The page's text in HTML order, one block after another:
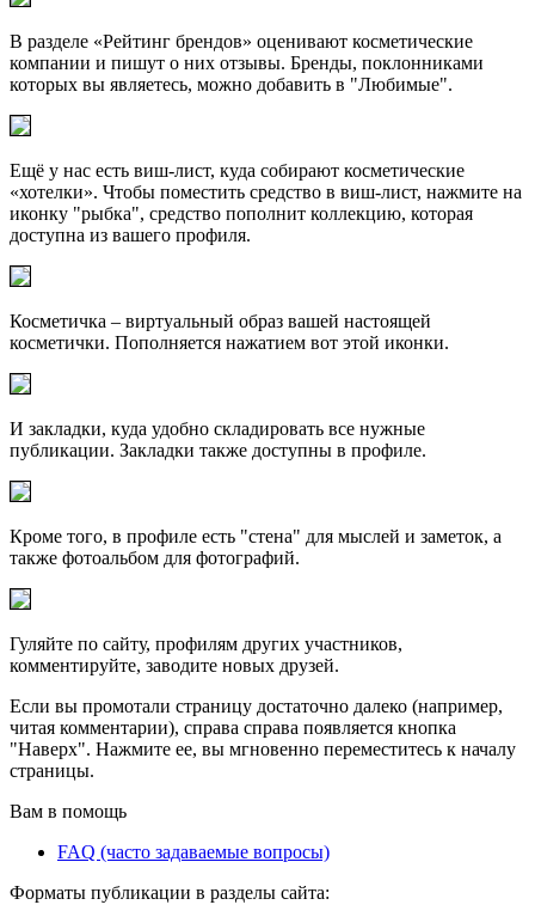
В разделе «Рейтинг брендов» оценивают косметические
компании и пишут о них отзывы. Бренды, поклонниками
которых вы являетесь, можно добавить в "Любимые".
Ещё у нас есть виш-лист, куда собирают косметические
«хотелки». Чтобы поместить средство в виш-лист, нажмите на
иконку "рыбка", средство пополнит коллекцию, которая
доступна из вашего профиля.
Косметичка – виртуальный образ вашей настоящей
косметички. Пополняется нажатием вот этой иконки.
И закладки, куда удобно складировать все нужные
публикации. Закладки также доступны в профиле.
Кроме того, в профиле есть "стена" для мыслей и заметок, а
также фотоальбом для фотографий.
Гуляйте по сайту, профилям других участников,
комментируйте, заводите новых друзей.
Если вы промотали страницу достаточно далеко (например,
читая комментарии), справа справа появляется кнопка
"Наверх". Нажмите ее, вы мгновенно переместитесь к началу
страницы.
Вам в помощь
FAQ (часто задаваемые вопросы)
Форматы публикации в разделы сайта: